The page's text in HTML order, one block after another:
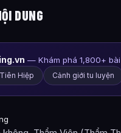
DUNG
— Khám phá 1,800+
Hiệp Cảnh giới tu luyện